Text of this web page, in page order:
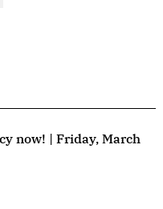
now! | Friday, March